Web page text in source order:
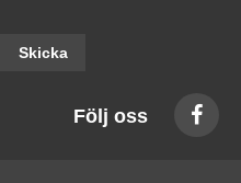
Skicka
Följ oss